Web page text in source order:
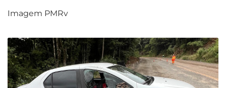
Imagem PMRv